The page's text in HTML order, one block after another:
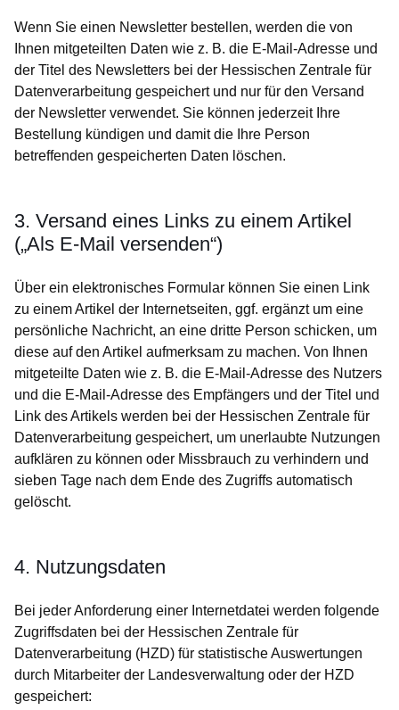
Wenn Sie einen Newsletter bestellen, werden die von
Ihnen mitgeteilten Daten wie z. B. die E-Mail-Adresse und
der Titel des Newsletters bei der Hessischen Zentrale für
Datenverarbeitung gespeichert und nur für den Versand
der Newsletter verwendet. Sie können jederzeit Ihre
Bestellung kündigen und damit die Ihre Person
betreffenden gespeicherten Daten löschen.
3. Versand eines Links zu einem Artikel
(„Als E-Mail versenden“)
Über ein elektronisches Formular können Sie einen Link
zu einem Artikel der Internetseiten, ggf. ergänzt um eine
persönliche Nachricht, an eine dritte Person schicken, um
diese auf den Artikel aufmerksam zu machen. Von Ihnen
mitgeteilte Daten wie z. B. die E-Mail-Adresse des Nutzers
und die E-Mail-Adresse des Empfängers und der Titel und
Link des Artikels werden bei der Hessischen Zentrale für
Datenverarbeitung gespeichert, um unerlaubte Nutzungen
aufklären zu können oder Missbrauch zu verhindern und
sieben Tage nach dem Ende des Zugriffs automatisch
gelöscht.
4. Nutzungsdaten
Bei jeder Anforderung einer Internetdatei werden folgende
Zugriffsdaten bei der Hessischen Zentrale für
Datenverarbeitung (HZD) für statistische Auswertungen
durch Mitarbeiter der Landesverwaltung oder der HZD
gespeichert: